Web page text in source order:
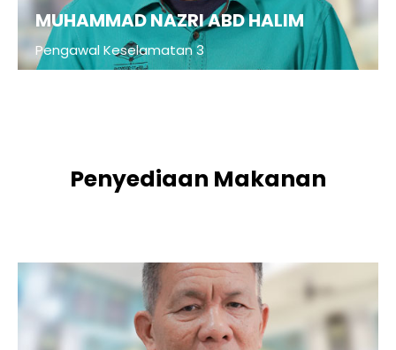
MUHAMMAD NAZRI ABD HALIM
Pengawal Keselamatan 3
Penyediaan Makanan